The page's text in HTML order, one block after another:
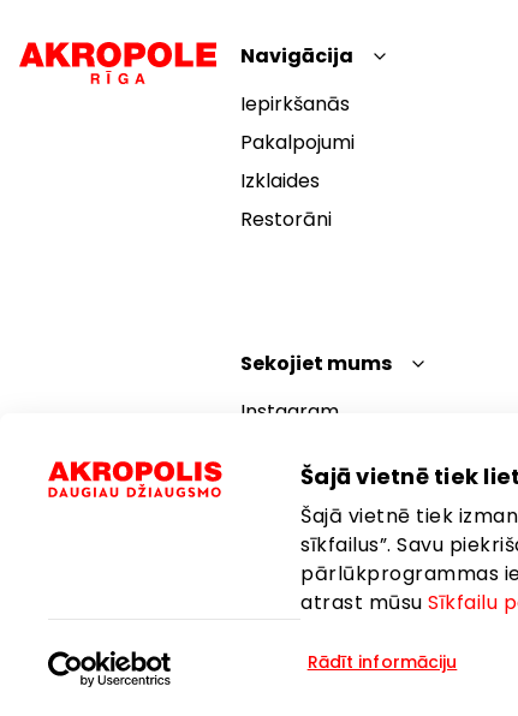
Šajā vietnē tiek
Šajā vietnē tiek
sīkfailus”. Savu
pārlūkprogrammas
atrast mūsu Sīkfailu
Rādīt informāciju
Navigācija
Iepirkšanās
Pakalpojumi
Izklaides
Restorāni
Sekojiet mums
Instagram
YouTube
Valoda:Latviešu